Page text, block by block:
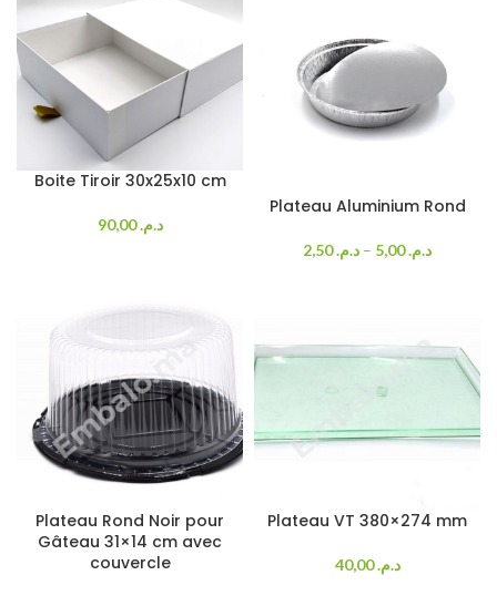
Boite Tiroir 30x25x10 cm
د.م.90,00
Plateau Aluminium Rond
د.م.2,50 – د.م.5,00
Plateau Rond Noir pour
Gâteau 31×14 cm avec
couvercle
Plateau VT 380×274 mm
د.م.40,00